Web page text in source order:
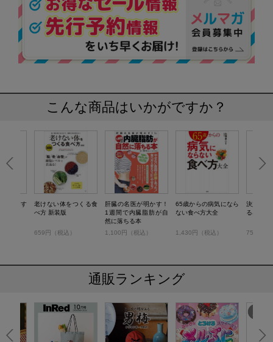
こんな商品はいかがですか？
を強くす
老けない体をつくる食
べ方 新装版
659円（税込）
肝臓の名医が明かす！
1週間で内臓脂肪が自
然に落ちる本
1,100円（税込）
65歳からの病気になら
ない食べ方大全
1,430円（税込）
決定版！
る名医の
759円（
通販ランキング